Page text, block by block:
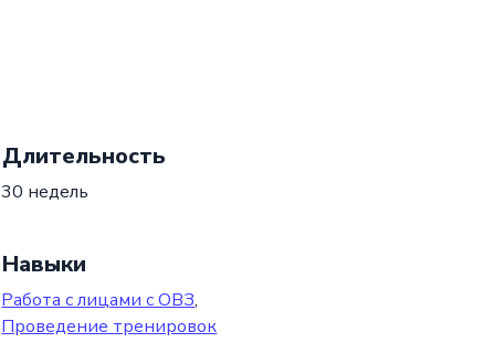
Длительность
30 недель
Навыки
Работа с лицами с ОВЗ,
Проведение тренировок